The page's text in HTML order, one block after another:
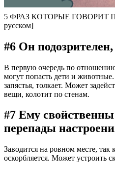
5 ФРАЗ КОТОРЫЕ ГОВОРИТ
русском]
#6 Он
В первую очередь по
могут попасть дети и животные.
запястья, толкает. Может
вещи, колотит по стенам.
#7 Ему
перепады
Заводится на ровном месте, так
оскорбляется. Может устроить